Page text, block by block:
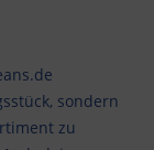
sondern
zu